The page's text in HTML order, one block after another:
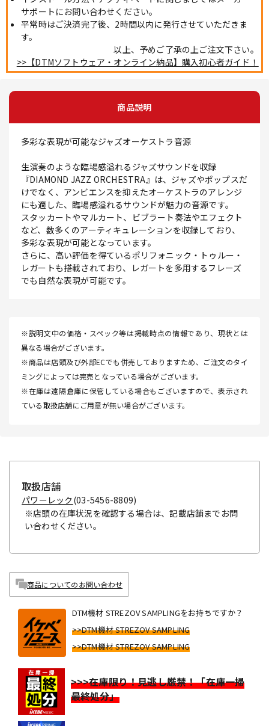
サポートにお問い合わせください。
平常時はご決済完了後、2時間以内に発行させていただきま
す。
以上、予めご了承の上ご注文下さい。
>>【DTMソフトウェア・オンライン納品】購入初心者ガイド！
商品説明
多彩な表現が可能なジャズオーケストラ音源
生演奏のような臨場感溢れるジャズサウンドを収録
『DIAMOND JAZZ ORCHESTRA』は、ジャズやポップスだ
けでなく、アンビエンスを抑えたオーケストラのアレンジ
にも適した、臨場感溢れるサウンドが魅力の音源です。
スタッカートやマルカート、ビブラート奏法やエフェクト
など、数多くのアーティキュレーションを収録しており、
多彩な表現が可能となっています。
さらに、高い評価を得ているポリフォニック・トゥルー・
レガートも搭載されており、レガートを多用するフレーズ
でも自然な表現が可能です。
※説明文中の価格・スペック等は掲載時点の情報であり、現状とは
異なる場合がございます。
※商品は店頭及び外部ECでも併売しておりますため、ご注文のタイ
ミングによっては完売となっている場合がございます。
※在庫は遠隔倉庫に保管している場合もございますので、表示され
ている取扱店舗にご用意が無い場合がございます。
取扱店舗
パワーレック (03-5456-8809)
※店頭の在庫状況を確認する場合は、記載店舗までお問
い合わせください。
商品についてのお問い合わせ
DTM機材 STREZOV SAMPLINGをお持ちですか？
>>DTM機材 STREZOV SAMPLING
>>DTM機材 STREZOV SAMPLING
>>>在庫限り！見逃し厳禁！「在庫一掃
最終処分」